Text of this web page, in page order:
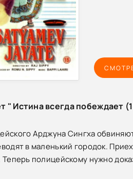
" Истина всегда побеждает
Арджуна Сингха
в маленький городок.
Теперь полицейскому нужно